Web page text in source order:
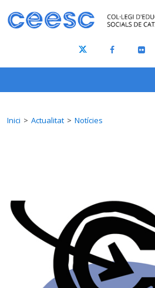
Inici Actualitat Notícies